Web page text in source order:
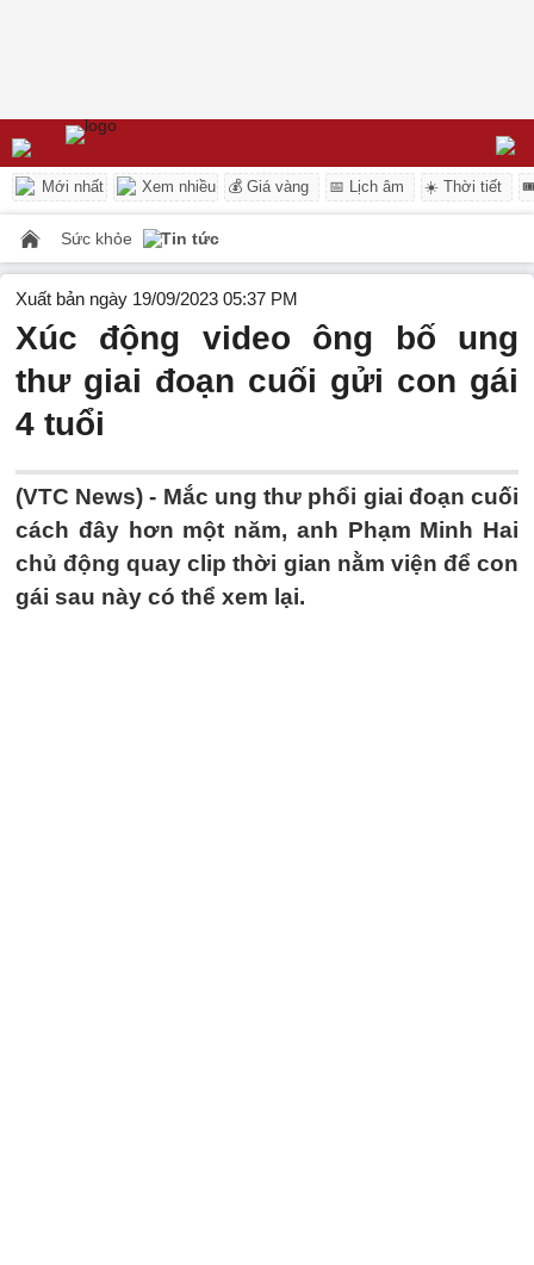
Mới nhất Xem nhiều 💰 Giá vàng 📅 Lịch âm ☀️ Thời tiết
Sức khỏe Tin tức
Xuất bản ngày 19/09/2023 05:37 PM
Xúc động video ông bố ung
thư giai đoạn cuối gửi con gái
4 tuổi
(VTC News) - Mắc ung thư phổi giai đoạn cuối
cách đây hơn một năm, anh Phạm Minh Hai
chủ động quay clip thời gian nằm viện để con
gái sau này có thể xem lại.